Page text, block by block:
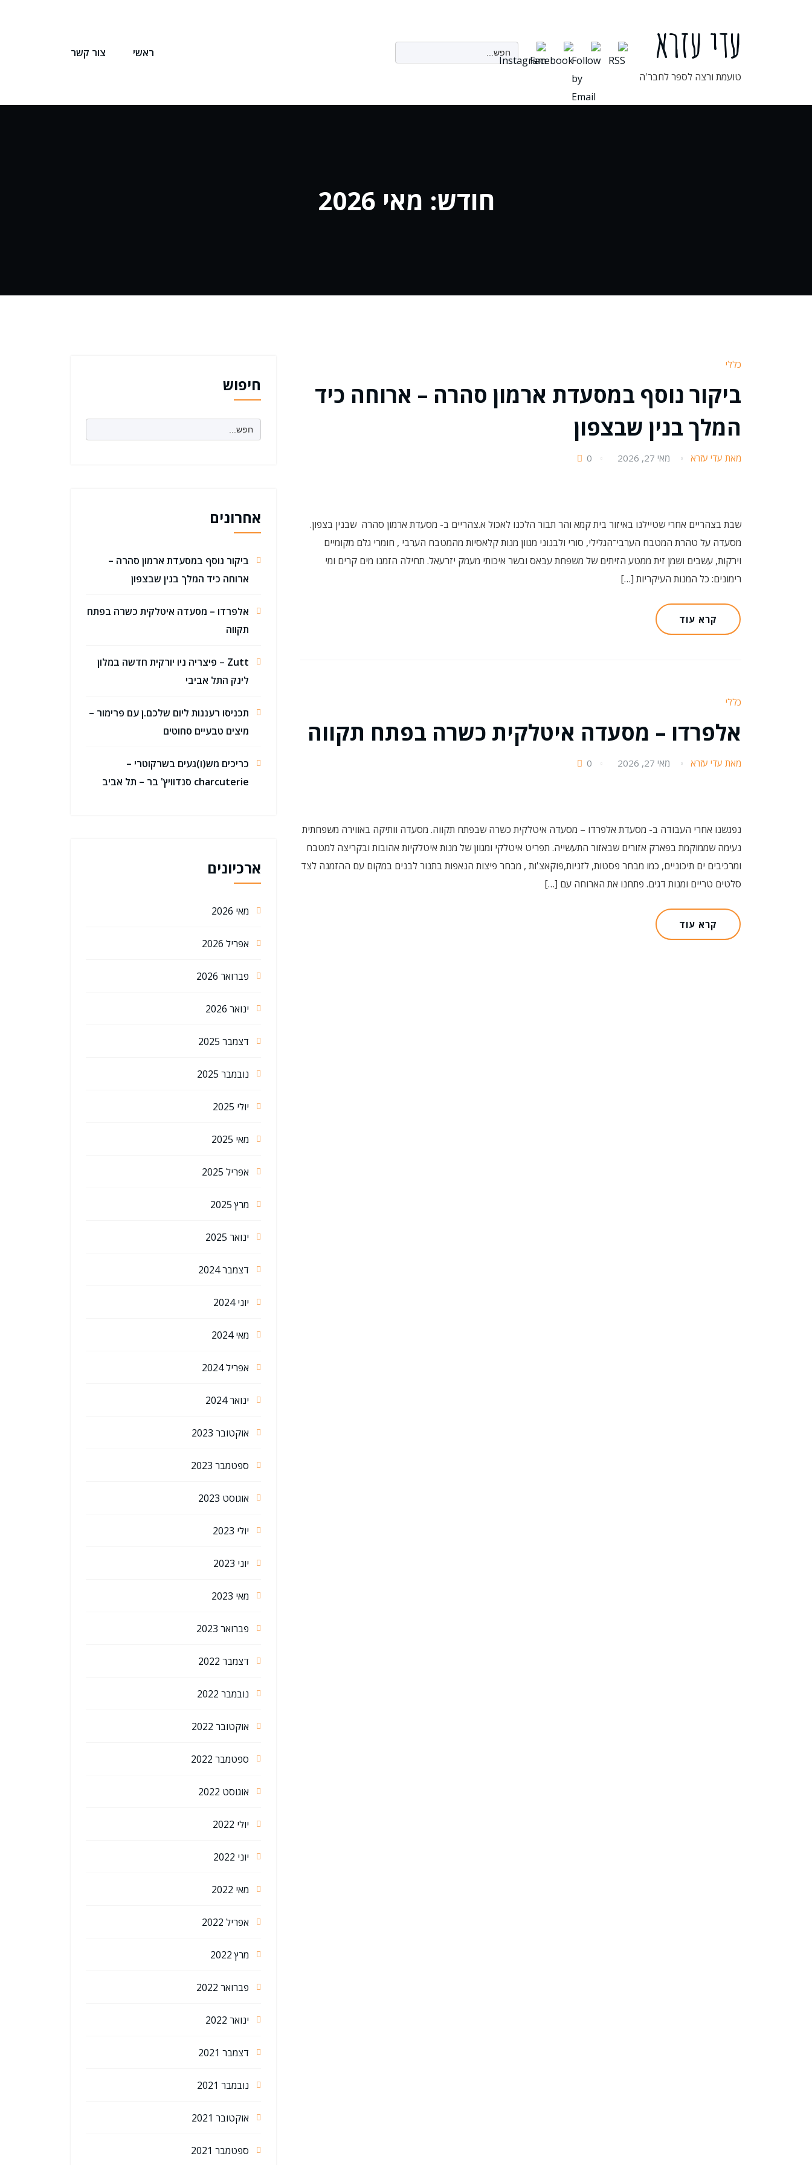
עדי עזרא
טועמת ורצה לספר לחבר'ה
Search
for: ראשי צור קשר
חודש: מאי 2026
כללי
ביקור נוסף במסעדת ארמון סהרה – ארוחה כיד
המלך בנין שבצפון
מאת עדי עזרא מאי 27, 2026 0
שבת בצהריים אחרי שטיילנו באיזור בית קמא והר תבור הלכנו לאכול א.צהריים ב- מסעדת ארמון סהרה שבנין בצפון.
מסעדה על טהרת המטבח הערבי־הגלילי, סורי ולבנוני מגוון מנות קלאסיות מהמטבח הערבי , חומרי גלם מקומיים
וירקות, עשבים ושמן זית ממטע הזיתים של משפחת עבאס ובשר איכותי מעמק יזרעאל. תחילה הזמנו מים קרים ומי
רימונים: כל המנות העיקריות […]
קרא עוד
כללי
אלפרדו – מסעדה איטלקית כשרה בפתח תקווה
מאת עדי עזרא מאי 27, 2026 0
נפגשנו אחרי העבודה ב- מסעדת אלפרדו – מסעדה איטלקית כשרה שבפתח תקווה. מסעדה וותיקה באווירה משפחתית
נעימה שממוקמת בפארק אזורים שבאזור התעשייה. תפריט איטלקי ומגוון של מנות איטלקיות אהובות ובקריצה למטבח
ומרכיבים ים תיכוניים, כמו מבחר פסטות, לזניות,פוקאצ'ות , מבחר פיצות הנאפות בתנור לבנים במקום עם ההזמנה לצד
סלטים טריים ומנות דגים. פתחנו את הארוחה עם […]
קרא עוד
חיפוש
Search
for:
אחרונים
ביקור נוסף במסעדת ארמון סהרה –
ארוחה כיד המלך בנין שבצפון
אלפרדו – מסעדה איטלקית כשרה בפתח
תקווה
Zutt – פיצריה ניו יורקית חדשה במלון
לינק התל אביבי
תכניסו רעננות ליום שלכם.ן עם פרימור –
מיצים טבעיים סחוטים
כריכים מש(ו)געים בשרקוטרי –
charcuterie סנדוויץ' בר – תל אביב
ארכיונים
מאי 2026
אפריל 2026
פברואר 2026
ינואר 2026
דצמבר 2025
נובמבר 2025
יולי 2025
מאי 2025
אפריל 2025
מרץ 2025
ינואר 2025
דצמבר 2024
יוני 2024
מאי 2024
אפריל 2024
ינואר 2024
אוקטובר 2023
ספטמבר 2023
אוגוסט 2023
יולי 2023
יוני 2023
מאי 2023
פברואר 2023
דצמבר 2022
נובמבר 2022
אוקטובר 2022
ספטמבר 2022
אוגוסט 2022
יולי 2022
יוני 2022
מאי 2022
אפריל 2022
מרץ 2022
פברואר 2022
ינואר 2022
דצמבר 2021
נובמבר 2021
אוקטובר 2021
ספטמבר 2021